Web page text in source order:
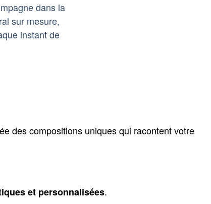
dans la
sur mesure,
instant de
des compositions uniques qui racontent votre
et personnalisées.